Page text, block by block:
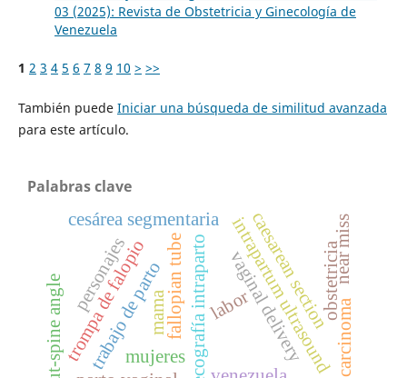
03 (2025): Revista de Obstetricia y Ginecología de
Venezuela
1 2 3 4 5 6 7 8 9 10 > >>
También puede Iniciar una búsqueda de similitud avanzada
para este artículo.
Palabras clave
trabajo de parto ecografía intraparto
cesárea segmentaria
laborintrapartum ultrasound
vaginal delivery
caesarean section
trompa de falopiofallopian tube obstetricia
personajes
mujeres
mama
near miss